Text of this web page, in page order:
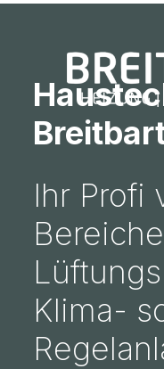
Ihr Profi
Klima-